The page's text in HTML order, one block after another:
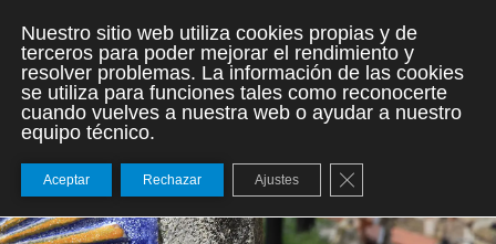
Nuestro sitio web utiliza cookies propias y de
terceros para poder mejorar el rendimiento y
resolver problemas. La información de las cookies
se utiliza para funciones tales como reconocerte
cuando vuelves a nuestra web o ayudar a nuestro
equipo técnico.
Aceptar Rechazar Ajustes Cerrar el banner de